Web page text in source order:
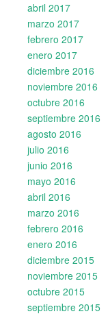
abril 2017
marzo 2017
febrero 2017
enero 2017
diciembre 2016
noviembre 2016
octubre 2016
septiembre 2016
agosto 2016
julio 2016
junio 2016
mayo 2016
abril 2016
marzo 2016
febrero 2016
enero 2016
diciembre 2015
noviembre 2015
octubre 2015
septiembre 2015